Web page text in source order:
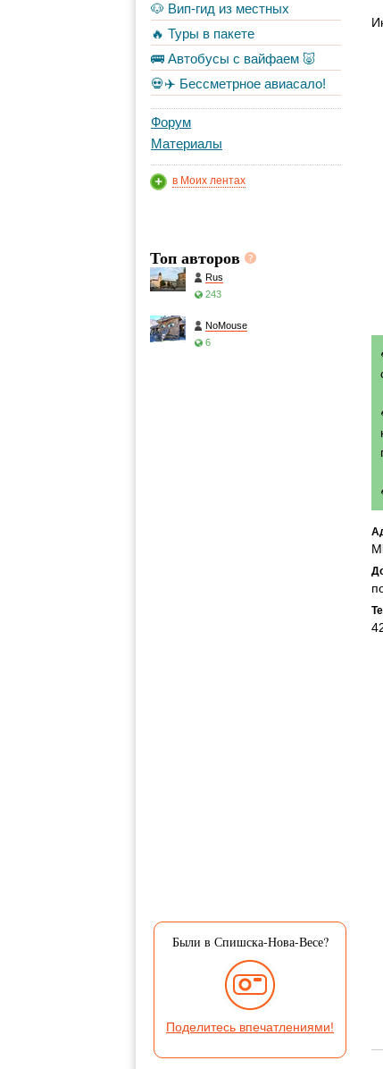
🐶 Вип-гид из местных
🔥 Туры в пакете
🚌 Автобусы с вайфаем 🐷
💀✈️ Бессметрное авиасало!
Форум
Материалы
в Моих лентах
Топ авторов
Rus
243
NoMouse
6
Были в Спишска-Нова-Весе?
Поделитесь впечатлениями!